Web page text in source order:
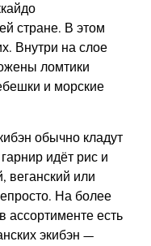
стране. В этом
Внутри на слое
ломтики
и морские
обычно кладут
идёт рис и
веганский или
На более
ассортименте есть
экибэн —